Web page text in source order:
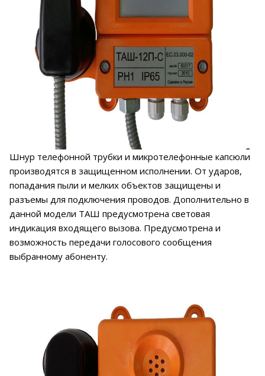
Шнур телефонной трубки и микротелефонные капсюли
производятся в защищенном исполнении. От ударов,
попадания пыли и мелких объектов защищены и
разъемы для подключения проводов. Дополнительно в
данной модели ТАШ предусмотрена световая
индикация входящего вызова. Предусмотрена и
возможность передачи голосового сообщения
выбранному абоненту.